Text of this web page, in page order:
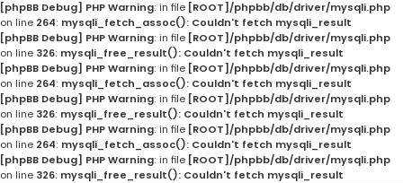
[phpBB Debug] PHP Warning: in file [ROOT]/phpbb/db/driver/mysqli.php
on line 264: mysqli_fetch_assoc(): Couldn't fetch mysqli_result
[phpBB Debug] PHP Warning: in file [ROOT]/phpbb/db/driver/mysqli.php
on line 326: mysqli_free_result(): Couldn't fetch mysqli_result
[phpBB Debug] PHP Warning: in file [ROOT]/phpbb/db/driver/mysqli.php
on line 264: mysqli_fetch_assoc(): Couldn't fetch mysqli_result
[phpBB Debug] PHP Warning: in file [ROOT]/phpbb/db/driver/mysqli.php
on line 326: mysqli_free_result(): Couldn't fetch mysqli_result
[phpBB Debug] PHP Warning: in file [ROOT]/phpbb/db/driver/mysqli.php
on line 264: mysqli_fetch_assoc(): Couldn't fetch mysqli_result
[phpBB Debug] PHP Warning: in file [ROOT]/phpbb/db/driver/mysqli.php
on line 326: mysqli_free_result(): Couldn't fetch mysqli_result